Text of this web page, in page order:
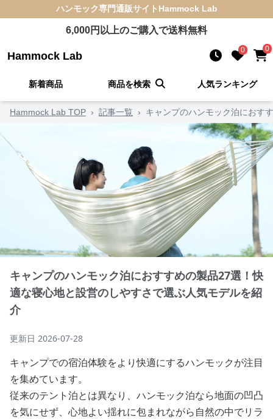
ハンモック専門通販サイト Hammock Lab
6,000円以上のご購入で送料無料
Hammock Lab 0 0
新着商品 商品を検索 人気ランキング
Hammock Lab TOP › 記事一覧 › キャンプのハンモック泊におす
キャンプのハンモック泊におすすめの製品27選！快
適な寝心地と設営のしやすさで選ぶ人気モデルを紹
介
更新日 2026-07-28
キャンプでの宿泊体験をより快適にするハンモックが注目
を集めています。
従来のテント泊とは異なり、ハンモック泊なら地面の凹凸
を気にせず、心地よい揺れに包まれながら自然の中でリラ